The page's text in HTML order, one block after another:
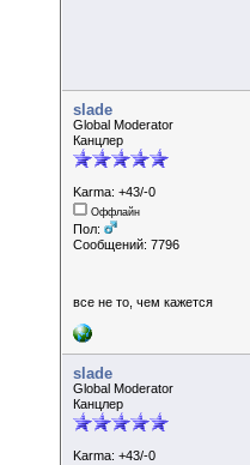
slade
Global Moderator
Канцлер
Karma: +43/-0
Оффлайн
Пол:
Сообщений: 7796
все не то, чем кажется
slade
Global Moderator
Канцлер
Karma: +43/-0